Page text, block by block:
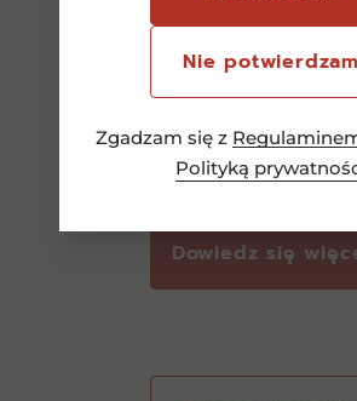
Nie potwierdzam
Zgadzam się z
Polityką
Bottega
0,5l+1xMillesimato
80,00zł
Dowiedz się